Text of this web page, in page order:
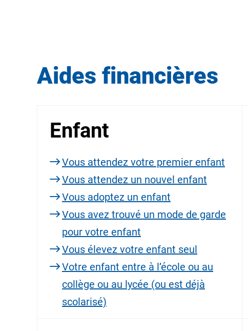
Aides financières
Enfant
Vous attendez votre premier enfant
Vous attendez un nouvel enfant
Vous adoptez un enfant
Vous avez trouvé un mode de garde
pour votre enfant
Vous élevez votre enfant seul
Votre enfant entre à l’école ou au
collège ou au lycée (ou est déjà
scolarisé)